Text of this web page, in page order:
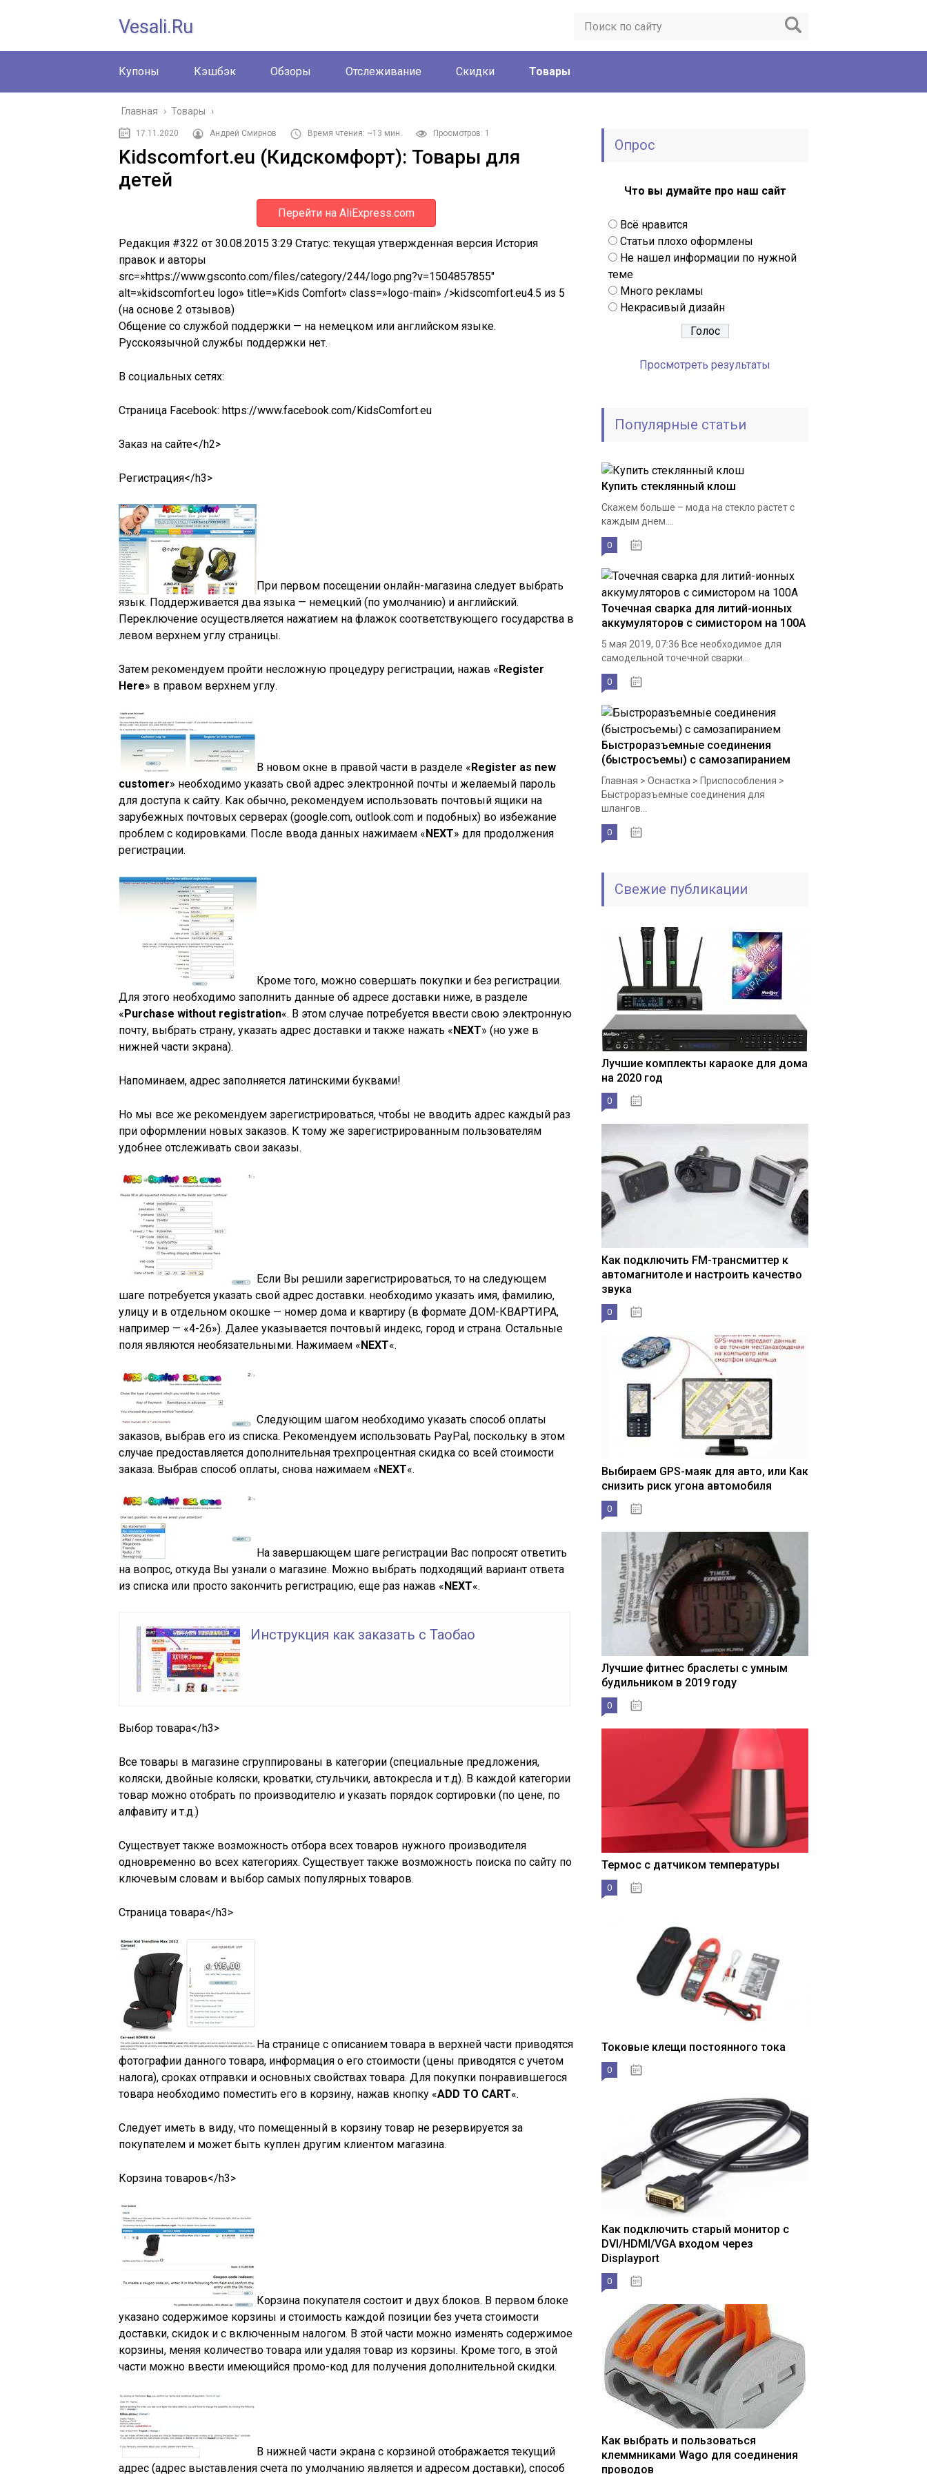
Vesali.ru
Купоны Кэшбэк Обзоры Отслеживание Скидки Товары
Главная › Товары ›
17.11.2020 Андрей Смирнов Время чтения: ~13 мин. Просмотров: 1
Kidscomfort.eu (Кидскомфорт): Товары для
детей
Перейти на AliExpress.com
Редакция #322 от 30.08.2015 3:29 Статус: текущая утвержденная версия История
правок и авторы
src=»https://www.gsconto.com/files/category/244/logo.png?v=1504857855″
alt=»kidscomfort.eu logo» title=»Kids Comfort» class=»logo-main» />kidscomfort.eu4.5 из 5
(на основе 2 отзывов)
Общение со службой поддержки — на немецком или английском языке.
Русскоязычной службы поддержки нет.
В социальных сетях:
Страница Facebook: https://www.facebook.com/KidsComfort.eu
Заказ на сайте</h2>
Регистрация</h3>
При первом посещении онлайн-магазина следует выбрать
язык. Поддерживается два языка — немецкий (по умолчанию) и английский.
Переключение осуществляется нажатием на флажок соответствующего государства в
левом верхнем углу страницы.
Затем рекомендуем пройти несложную процедуру регистрации, нажав «Register
Here» в правом верхнем углу.
В новом окне в правой части в разделе «Register as new
customer» необходимо указать свой адрес электронной почты и желаемый пароль
для доступа к сайту. Как обычно, рекомендуем использовать почтовый ящики на
зарубежных почтовых серверах (google.com, outlook.com и подобных) во избежание
проблем с кодировками. После ввода данных нажимаем «NEXT» для продолжения
регистрации.
Кроме того, можно совершать покупки и без регистрации.
Для этого необходимо заполнить данные об адресе доставки ниже, в разделе
«Purchase without registration«. В этом случае потребуется ввести свою электронную
почту, выбрать страну, указать адрес доставки и также нажать «NEXT» (но уже в
нижней части экрана).
Напоминаем, адрес заполняется латинскими буквами!
Но мы все же рекомендуем зарегистрироваться, чтобы не вводить адрес каждый раз
при оформлении новых заказов. К тому же зарегистрированным пользователям
удобнее отслеживать свои заказы.
Если Вы решили зарегистрироваться, то на следующем
шаге потребуется указать свой адрес доставки. необходимо указать имя, фамилию,
улицу и в отдельном окошке — номер дома и квартиру (в формате ДОМ-КВАРТИРА,
например — «4-26»). Далее указывается почтовый индекс, город и страна. Остальные
поля являются необязательными. Нажимаем «NEXT«.
Следующим шагом необходимо указать способ оплаты
заказов, выбрав его из списка. Рекомендуем использовать PayPal, поскольку в этом
случае предоставляется дополнительная трехпроцентная скидка со всей стоимости
заказа. Выбрав способ оплаты, снова нажимаем «NEXT«.
На завершающем шаге регистрации Вас попросят ответить
на вопрос, откуда Вы узнали о магазине. Можно выбрать подходящий вариант ответа
из списка или просто закончить регистрацию, еще раз нажав «NEXT«.
Инструкция как заказать с Таобао
Выбор товара</h3>
Все товары в магазине сгруппированы в категории (специальные предложения,
коляски, двойные коляски, кроватки, стульчики, автокресла и т.д). В каждой категории
товар можно отобрать по производителю и указать порядок сортировки (по цене, по
алфавиту и т.д.)
Существует также возможность отбора всех товаров нужного производителя
одновременно во всех категориях. Существует также возможность поиска по сайту по
ключевым словам и выбор самых популярных товаров.
Страница товара</h3>
На странице с описанием товара в верхней части приводятся
фотографии данного товара, информация о его стоимости (цены приводятся с учетом
налога), сроках отправки и основных свойствах товара. Для покупки понравившегося
товара необходимо поместить его в корзину, нажав кнопку «ADD TO CART«.
Следует иметь в виду, что помещенный в корзину товар не резервируется за
покупателем и может быть куплен другим клиентом магазина.
Корзина товаров</h3>
Корзина покупателя состоит и двух блоков. В первом блоке
указано содержимое корзины и стоимость каждой позиции без учета стоимости
доставки, скидок и с включенным налогом. В этой части можно изменять содержимое
корзины, меняя количество товара или удаляя товар из корзины. Кроме того, в этой
части можно ввести имеющийся промо-код для получения дополнительной скидки.
В нижней части экрана с корзиной отображается текущий
адрес (адрес выставления счета по умолчанию является и адресом доставки), способ
Опрос
Что вы думайте про наш сайт
Всё нравится
Статьи плохо оформлены
Не нашел информации по нужной
теме
Много рекламы
Некрасивый дизайн
Просмотреть результаты
Популярные статьи
Купить стеклянный клош
Скажем больше – мода на стекло растет с
каждым днем....
0
Точечная сварка для литий-ионных
аккумуляторов с симистором на 100А
5 мая 2019, 07:36 Все необходимое для
самодельной точечной сварки...
0
Быстроразъемные соединения
(быстросъемы) с самозапиранием
Главная > Оснастка > Приспособления >
Быстроразъемные соединения для
шлангов...
0
Свежие публикации
Лучшие комплекты караоке для дома
на 2020 год
0
Как подключить FM-трансмиттер к
автомагнитоле и настроить качество
звука
0
Выбираем GPS-маяк для авто, или Как
снизить риск угона автомобиля
0
Лучшие фитнес браслеты с умным
будильником в 2019 году
0
Термос с датчиком температуры
0
Токовые клещи постоянного тока
0
Как подключить старый монитор с
DVI/HDMI/VGA входом через
Displayport
0
Как выбрать и пользоваться
клеммниками Wago для соединения
проводов